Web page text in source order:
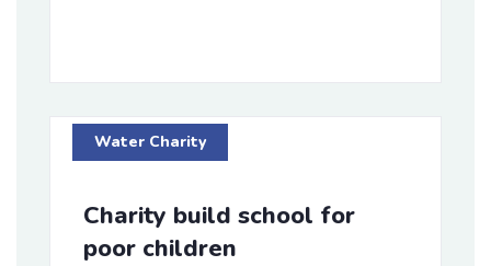
Water Charity
Charity build school for
poor children